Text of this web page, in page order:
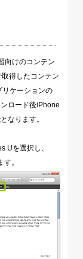
向けのコンテン
得したコンテン
リケーションの
ロード後iPhone
なります。
Uを選択し、
。